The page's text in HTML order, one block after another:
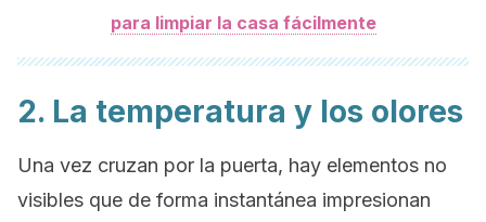
para limpiar la casa fácilmente
2. La temperatura y los olores
Una vez cruzan por la puerta, hay elementos no
visibles que de forma instantánea impresionan